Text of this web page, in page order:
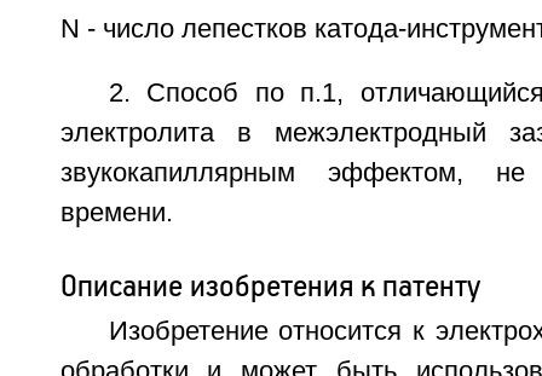
N - число лепестков катода-
2. Способ по п.1,
электролита в межэлектродный
звукокапиллярным эффектом,
времени.
Описание изобретения к патенту
Изобретение относится к